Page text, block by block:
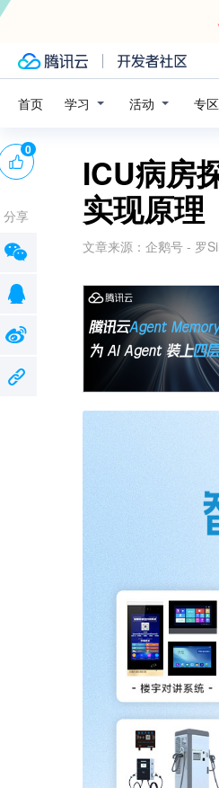
首页 学习 活动 专区
ICU病房
实现原理
文章来源： 企鹅号 - 罗
0
分享